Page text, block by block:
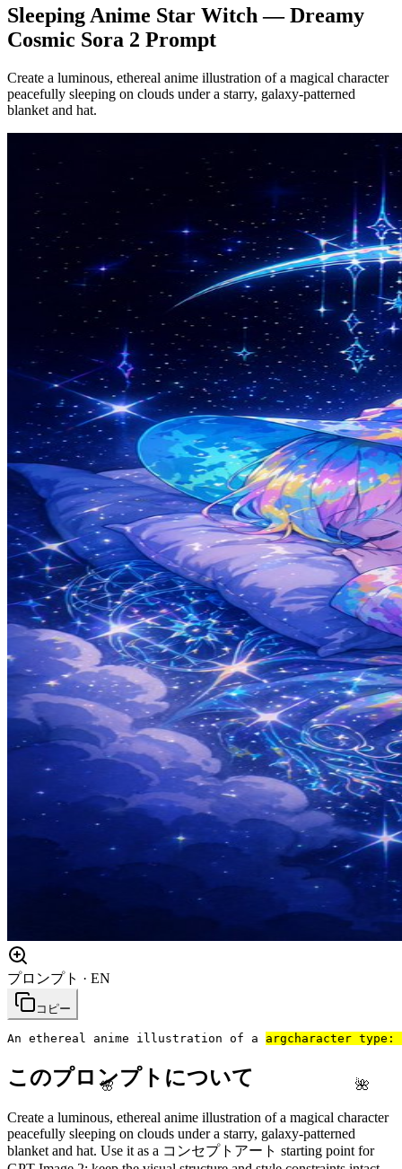
🌸 🌺
Sleeping Anime Star Witch — Dreamy
Cosmic Sora 2 Prompt
Create a luminous, ethereal anime illustration of a magical character
peacefully sleeping on clouds under a starry, galaxy-patterned
blanket and hat.
プロンプト · EN
コピー
An ethereal anime illustration of a argcharacter type:
このプロンプトについて
Create a luminous, ethereal anime illustration of a magical character
peacefully sleeping on clouds under a starry, galaxy-patterned
blanket and hat. Use it as a コンセプトアート starting point for